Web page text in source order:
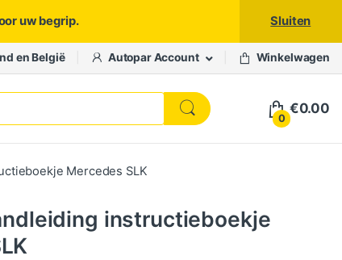
uw begrip. Sluiten
en België Autopar Account Winkelwagen
0
€0.00
Mercedes SLK
instructieboekje